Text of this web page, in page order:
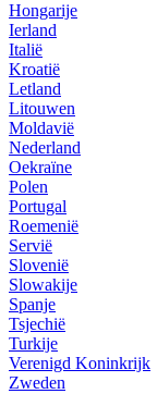
Hongarije
Ierland
Italië
Kroatië
Letland
Litouwen
Moldavië
Nederland
Oekraïne
Polen
Portugal
Roemenië
Servië
Slovenië
Slowakije
Spanje
Tsjechië
Turkije
Verenigd Koninkrijk
Zweden